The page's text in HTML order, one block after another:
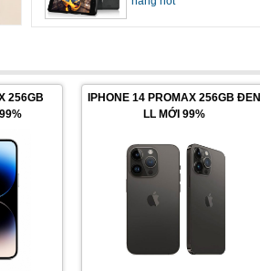
256GB
IPHONE 14 PROMAX 256GB ĐEN
LL MỚI 99%